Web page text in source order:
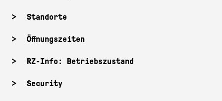
Standorte
Öffnungszeiten
RZ-Info: Betriebszustand
Security